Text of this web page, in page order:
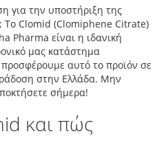
για την υποστήριξη της
Το Clomid (Clomiphene Citrate)
Pharma είναι η ιδανική
μας κατάστημα
αυτό το προϊόν σε
στην Ελλάδα. Μην
σήμερα!
και πώς